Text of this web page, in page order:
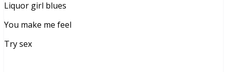
Liquor girl blues
You make me feel
Try sex